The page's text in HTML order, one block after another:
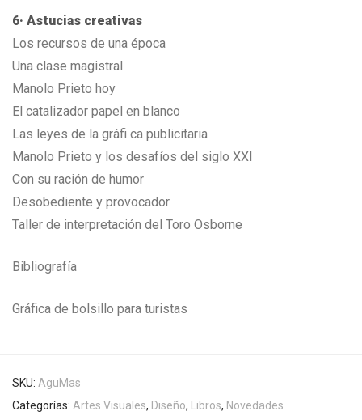
6· Astucias creativas
Los recursos de una época
Una clase magistral
Manolo Prieto hoy
El catalizador papel en blanco
Las leyes de la gráfi ca publicitaria
Manolo Prieto y los desafíos del siglo XXI
Con su ración de humor
Desobediente y provocador
Taller de interpretación del Toro Osborne
Bibliografía
Gráfica de bolsillo para turistas
SKU: AguMas
Categorías: Artes Visuales, Diseño, Libros, Novedades